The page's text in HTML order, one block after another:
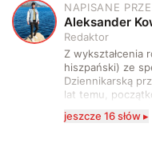
A
NAPISANE
Aleksander
Redaktor
Z wykształcenia
hiszpański) ze
Dziennikarską
lat temu,
komputerowych
zdecydowanie
jeszcze 16 słów ▸